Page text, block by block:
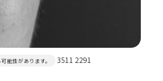
能性があります。 3511 2291